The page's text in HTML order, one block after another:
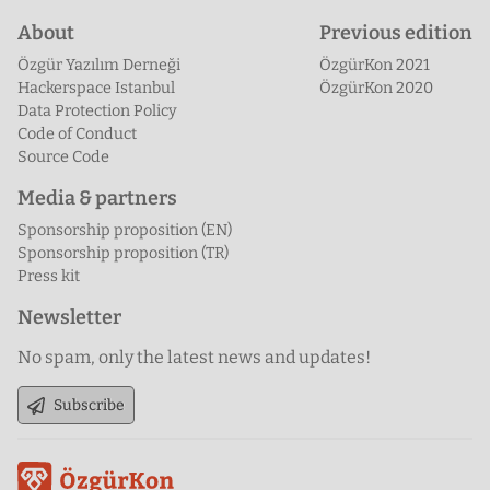
About
Özgür Yazılım Derneği
Hackerspace Istanbul
Data Protection Policy
Code of Conduct
Source Code
Previous edition
ÖzgürKon 2021
ÖzgürKon 2020
Media & partners
Sponsorship proposition (EN)
Sponsorship proposition (TR)
Press kit
Newsletter
No spam, only the latest news and updates!
Subscribe